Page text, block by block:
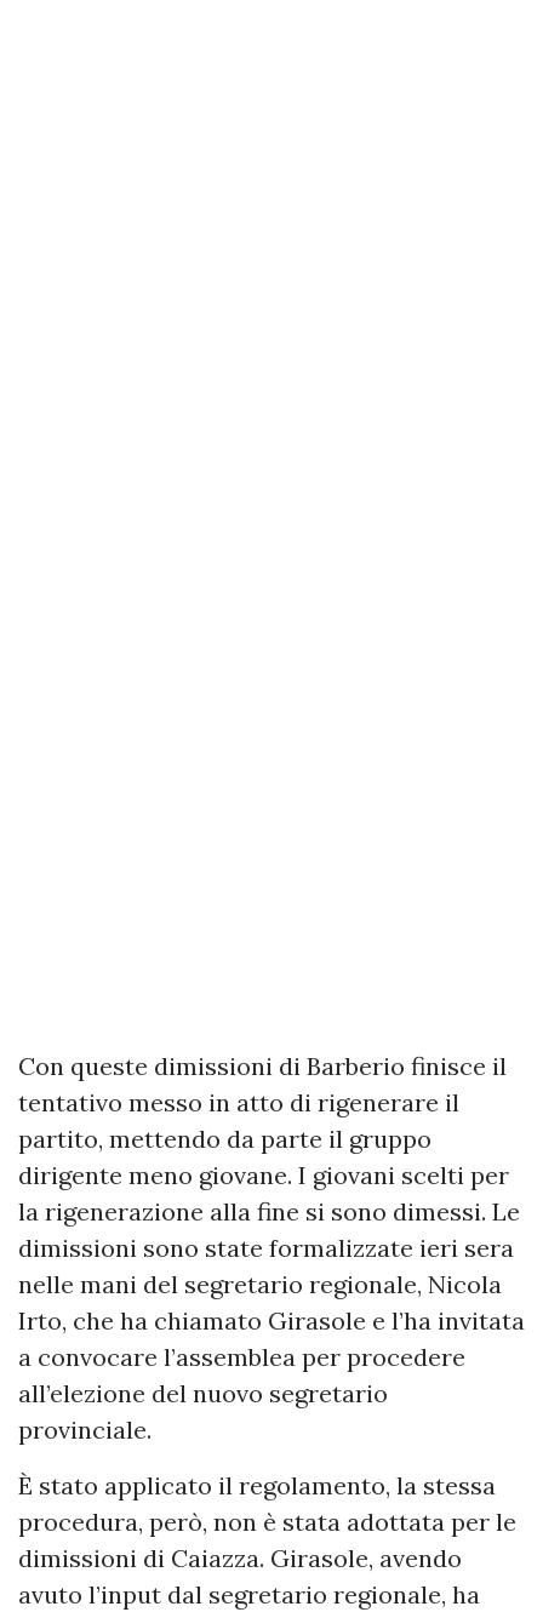
Con queste dimissioni di Barberio finisce il
tentativo messo in atto di rigenerare il
partito, mettendo da parte il gruppo
dirigente meno giovane. I giovani scelti per
la rigenerazione alla fine si sono dimessi. Le
dimissioni sono state formalizzate ieri sera
nelle mani del segretario regionale, Nicola
Irto, che ha chiamato Girasole e l’ha invitata
a convocare l’assemblea per procedere
all’elezione del nuovo segretario
provinciale.
È stato applicato il regolamento, la stessa
procedura, però, non è stata adottata per le
dimissioni di Caiazza. Girasole, avendo
avuto l’input dal segretario regionale, ha